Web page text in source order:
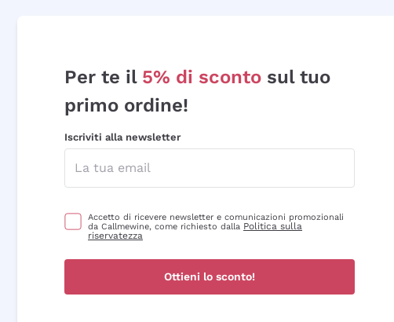
Per te il 5% di sconto sul tuo
primo ordine!
Iscriviti alla newsletter
Accetto di ricevere newsletter e comunicazioni promozionali
da Callmewine, come richiesto dalla Politica sulla
riservatezza
Ottieni lo sconto!